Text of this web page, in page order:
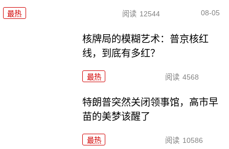
最热 阅读 12544 08-05
核牌局的模糊艺术：普京核红
线，到底有多红？
最热 阅读 4568
特朗普突然关闭领事馆，高市早
苗的美梦该醒了
最热 阅读 10586